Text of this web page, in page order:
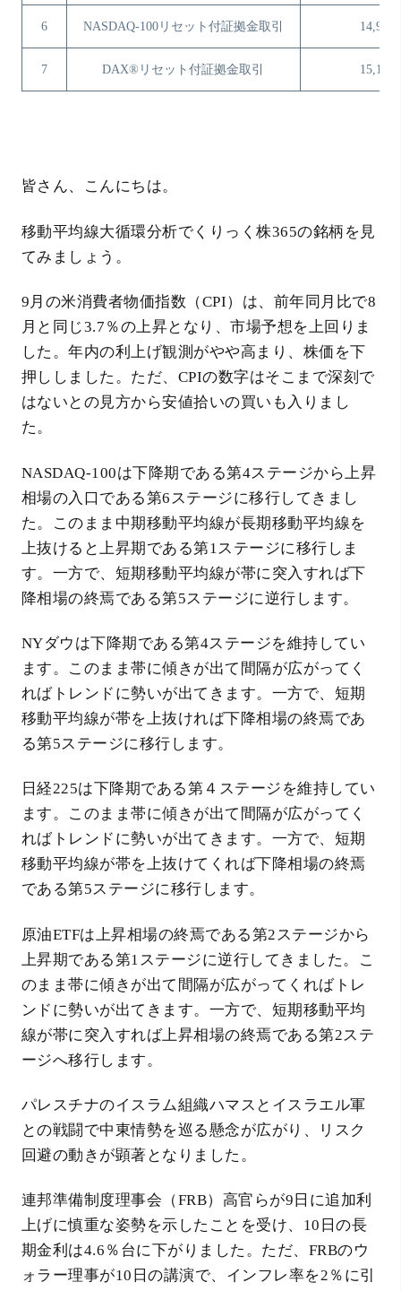
6 NASDAQ-100リセット付証拠金取引 14,994
7 DAX®リセット付証拠金取引 15,154
皆さん、こんにちは。
移動平均線大循環分析でくりっく株365の銘柄を見
てみましょう。
9月の米消費者物価指数（CPI）は、前年同月比で8
月と同じ3.7％の上昇となり、市場予想を上回りま
した。年内の利上げ観測がやや高まり、株価を下
押ししました。ただ、CPIの数字はそこまで深刻で
はないとの見方から安値拾いの買いも入りまし
た。
NASDAQ-100は下降期である第4ステージから上昇
相場の入口である第6ステージに移行してきまし
た。このまま中期移動平均線が長期移動平均線を
上抜けると上昇期である第1ステージに移行しま
す。一方で、短期移動平均線が帯に突入すれば下
降相場の終焉である第5ステージに逆行します。
NYダウは下降期である第4ステージを維持してい
ます。このまま帯に傾きが出て間隔が広がってく
ればトレンドに勢いが出てきます。一方で、短期
移動平均線が帯を上抜ければ下降相場の終焉であ
る第5ステージに移行します。
日経225は下降期である第４ステージを維持してい
ます。このまま帯に傾きが出て間隔が広がってく
ればトレンドに勢いが出てきます。一方で、短期
移動平均線が帯を上抜けてくれば下降相場の終焉
である第5ステージに移行します。
原油ETFは上昇相場の終焉である第2ステージから
上昇期である第1ステージに逆行してきました。こ
のまま帯に傾きが出て間隔が広がってくればトレ
ンドに勢いが出てきます。一方で、短期移動平均
線が帯に突入すれば上昇相場の終焉である第2ステ
ージへ移行します。
パレスチナのイスラム組織ハマスとイスラエル軍
との戦闘で中東情勢を巡る懸念が広がり、リスク
回避の動きが顕著となりました。
連邦準備制度理事会（FRB）高官らが9日に追加利
上げに慎重な姿勢を示したことを受け、10日の長
期金利は4.6％台に下がりました。ただ、FRBのウ
ォラー理事が10日の講演で、インフレ率を2％に引